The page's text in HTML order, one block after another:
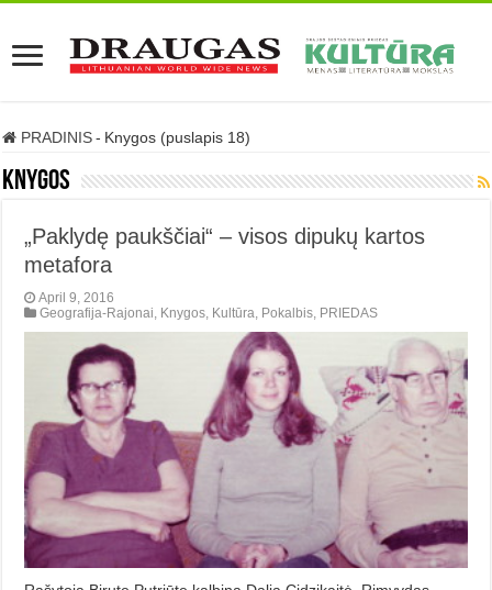
PRADINIS - Knygos (puslapis 18)
Knygos
„Paklydę paukščiai“ – visos dipukų kartos
metafora
April 9, 2016
Geografija-Rajonai, Knygos, Kultūra, Pokalbis, PRIEDAS